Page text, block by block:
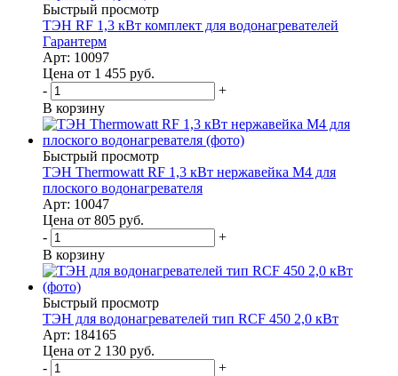
Быстрый просмотр
ТЭН RF 1,3 кВт комплект для водонагревателей
Гарантерм
Арт: 10097
Цена от 1 455 руб.
-
+
В корзину
Быстрый просмотр
ТЭН Thermowatt RF 1,3 кВт нержавейка M4 для
плоского водонагревателя
Арт: 10047
Цена от 805 руб.
-
+
В корзину
Быстрый просмотр
ТЭН для водонагревателей тип RCF 450 2,0 кВт
Арт: 184165
Цена от 2 130 руб.
-
+